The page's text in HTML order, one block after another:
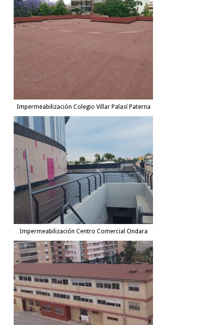
Impermeabilización Colegio Villar Palasí Paterna
Impermeabilización Centro Comercial Ondara